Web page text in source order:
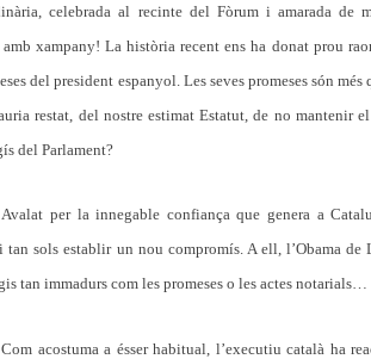
celebrada al recinte del Fòrum i amarada de
xampany! La història recent ens ha donat prou
del president espanyol. Les seves promeses són més
restat, del nostre estimat Estatut, de no mantenir
del Parlament?
Avalat per la innegable confiança que genera a
tan sols establir un nou compromís. A ell, l’Obama de
tan immadurs com les promeses o les actes notarials…
Com acostuma a ésser habitual, l’executiu català ha